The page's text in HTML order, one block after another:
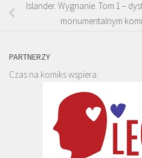
Islander. Wygnanie. Tom 1 –
monumentalnym
PARTNERZY
Czas na komiks wspiera: